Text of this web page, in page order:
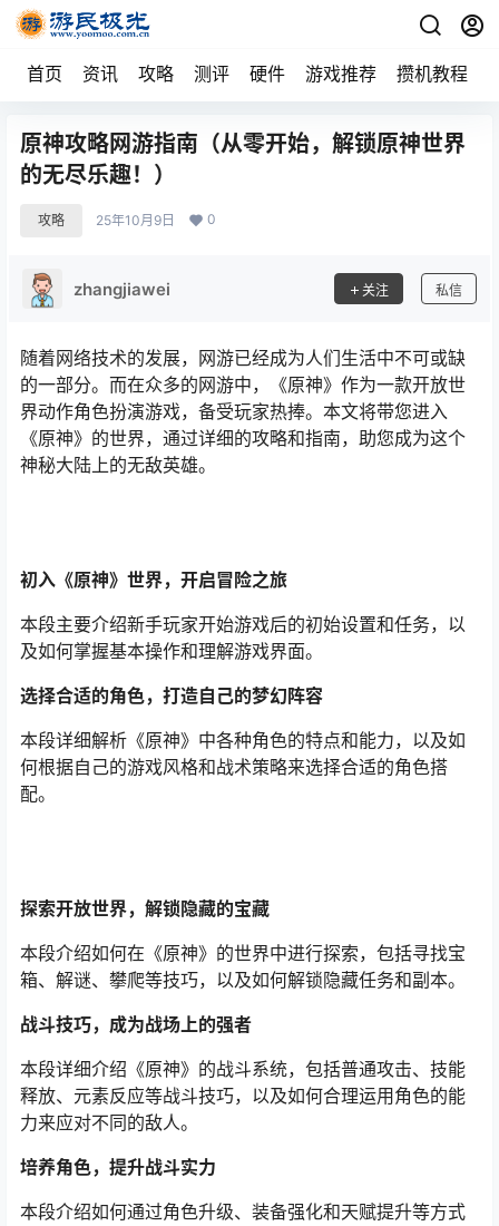
首页 资讯 攻略 测评 硬件 游戏推荐 攒机教程
原神攻略网游指南（从零开始，解锁原神世界
的无尽乐趣！）
攻略 25年10月9日 0
zhangjiawei 关注 私信
随着网络技术的发展，网游已经成为人们生活中不可或缺
的一部分。而在众多的网游中，《原神》作为一款开放世
界动作角色扮演游戏，备受玩家热捧。本文将带您进入
《原神》的世界，通过详细的攻略和指南，助您成为这个
神秘大陆上的无敌英雄。
初入《原神》世界，开启冒险之旅
本段主要介绍新手玩家开始游戏后的初始设置和任务，以
及如何掌握基本操作和理解游戏界面。
选择合适的角色，打造自己的梦幻阵容
本段详细解析《原神》中各种角色的特点和能力，以及如
何根据自己的游戏风格和战术策略来选择合适的角色搭
配。
探索开放世界，解锁隐藏的宝藏
本段介绍如何在《原神》的世界中进行探索，包括寻找宝
箱、解谜、攀爬等技巧，以及如何解锁隐藏任务和副本。
战斗技巧，成为战场上的强者
本段详细介绍《原神》的战斗系统，包括普通攻击、技能
释放、元素反应等战斗技巧，以及如何合理运用角色的能
力来应对不同的敌人。
培养角色，提升战斗实力
本段介绍如何通过角色升级、装备强化和天赋提升等方式